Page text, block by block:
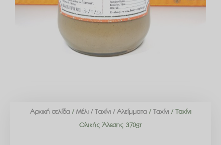
Αρχική σελίδα/ Μέλι / Ταχίνι / Αλείμματα/ Ταχίνι/ Ταχίνι
Ολικής Άλεσης 370gr